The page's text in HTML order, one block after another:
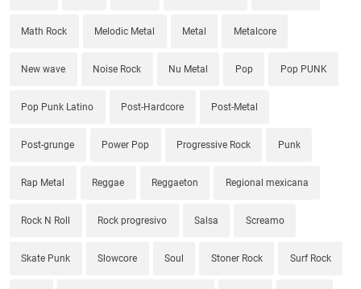
Math Rock Melodic Metal Metal Metalcore
New wave Noise Rock Nu Metal Pop Pop PUNK
Pop Punk Latino Post-Hardcore Post-Metal
Post-grunge Power Pop Progressive Rock Punk
Rap Metal Reggae Reggaeton Regional mexicana
Rock N Roll Rock progresivo Salsa Screamo
Skate Punk Slowcore Soul Stoner Rock Surf Rock